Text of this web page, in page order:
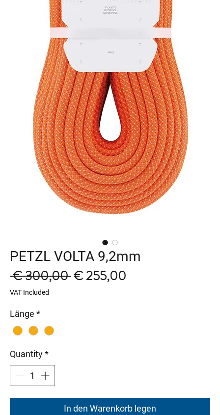
PETZL VOLTA 9,2mm
€ 300,00 Regular
€ 255,00
VAT Included
Länge *
Quantity*
In den Warenkorb legen